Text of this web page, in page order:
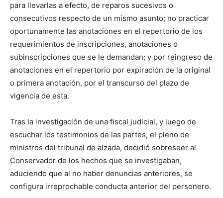
para llevarlas a efecto, de reparos sucesivos o
consecutivos respecto de un mismo asunto; no practicar
oportunamente las anotaciones en el repertorio de los
requerimientos de inscripciones, anotaciones o
subinscripciones que se le demandan; y por reingreso de
anotaciones en el repertorio por expiración de la original
o primera anotación, por el transcurso del plazo de
vigencia de esta.
Tras la investigación de una fiscal judicial, y luego de
escuchar los testimonios de las partes, el pleno de
ministros del tribunal de alzada, decidió sobreseer al
Conservador de los hechos que se investigaban,
aduciendo que al no haber denuncias anteriores, se
configura irreprochable conducta anterior del personero.